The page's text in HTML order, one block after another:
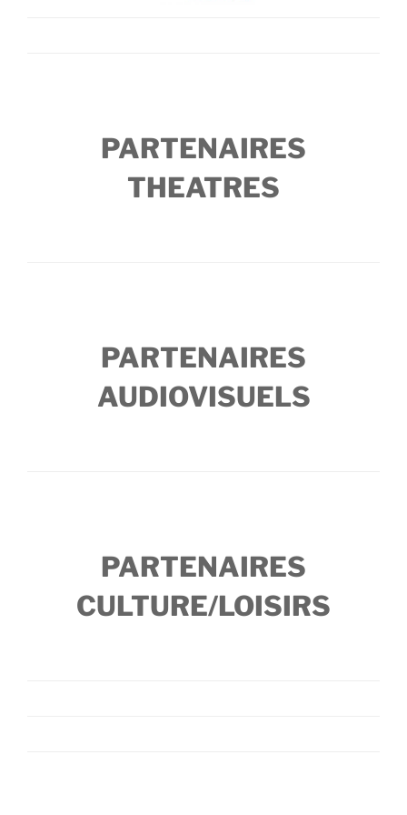
PARTENAIRES
THEATRES
PARTENAIRES
AUDIOVISUELS
PARTENAIRES
CULTURE/LOISIRS